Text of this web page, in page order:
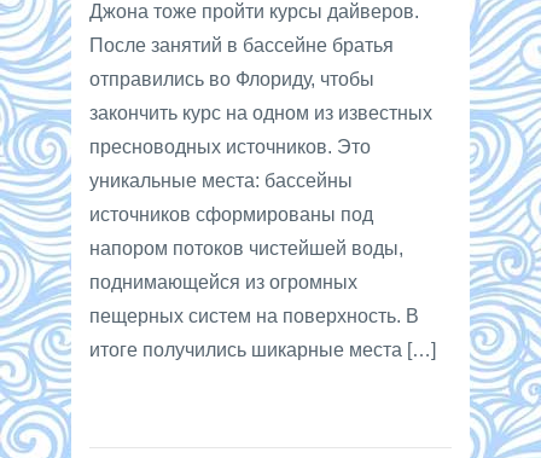
Джона тоже пройти курсы дайверов.
После занятий в бассейне братья
отправились во Флориду, чтобы
закончить курс на одном из известных
пресноводных источников. Это
уникальные места: бассейны
источников сформированы под
напором потоков чистейшей воды,
поднимающейся из огромных
пещерных систем на поверхность. В
итоге получились шикарные места […]